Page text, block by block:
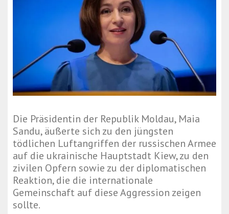
Die Präsidentin der Republik Moldau, Maia
Sandu, äußerte sich zu den jüngsten
tödlichen Luftangriffen der russischen Armee
auf die ukrainische Hauptstadt Kiew, zu den
zivilen Opfern sowie zu der diplomatischen
Reaktion, die die internationale
Gemeinschaft auf diese Aggression zeigen
sollte.